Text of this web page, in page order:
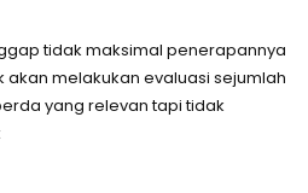
tidak maksimal penerapannya
melakukan evaluasi sejumlah
yang relevan tapi tidak